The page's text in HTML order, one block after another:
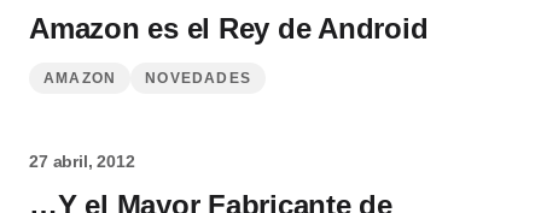
Amazon es el Rey de Android
AMAZON NOVEDADES
27 abril, 2012
…Y el Mayor Fabricante de